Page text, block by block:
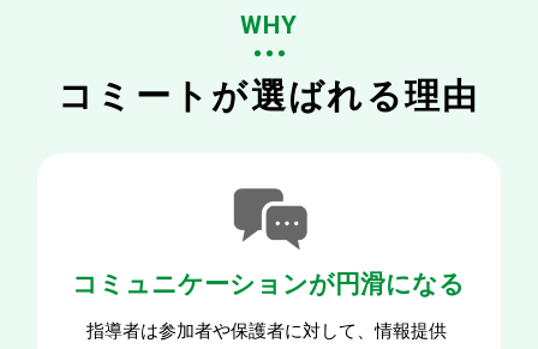
WHY
コミートが選ばれる理由
コミュニケーションが円滑になる
指導者は参加者や保護者に対して、情報提供